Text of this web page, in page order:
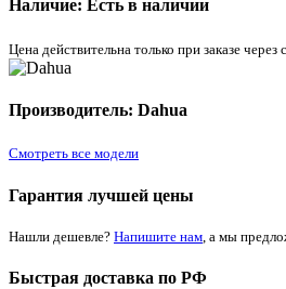
Наличие: Есть в наличии
Цена действительна только при заказе через
Производитель: Dahua
Смотреть все модели
Гарантия лучшей цены
Нашли дешевле? Напишите нам , а мы
Быстрая доставка по РФ